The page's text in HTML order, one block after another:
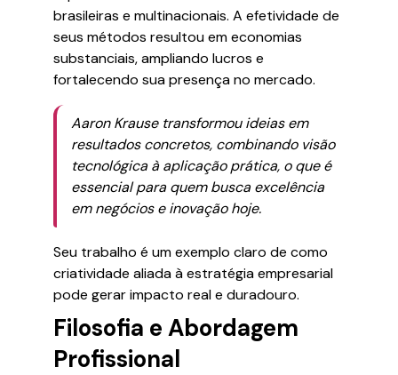
brasileiras e multinacionais. A efetividade de
seus métodos resultou em economias
substanciais, ampliando lucros e
fortalecendo sua presença no mercado.
Aaron Krause transformou ideias em
resultados concretos, combinando visão
tecnológica à aplicação prática, o que é
essencial para quem busca excelência
em negócios e inovação hoje.
Seu trabalho é um exemplo claro de como
criatividade aliada à estratégia empresarial
pode gerar impacto real e duradouro.
Filosofia e Abordagem
Profissional